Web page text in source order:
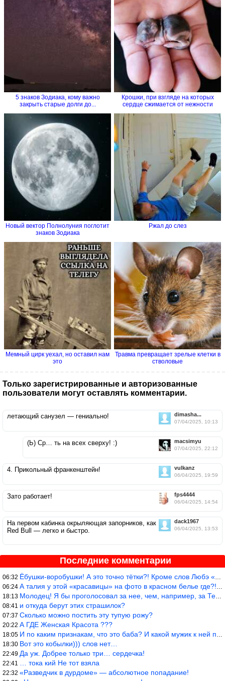
5 знаков Зодиака, кому важно
закрыть старые долги до...
Крошки, при взгляде на которых
сердце сжимается от нежности
Новый вектор Полнолуния поглотит
знаков Зодиака
Ржал до слез
Мемный цирк уехал, но оставил нам
это
Травма превращает зрелые клетки в
стволовые
Только зарегистрированные и авторизованные
пользователи могут оставлять комментарии.
dimasha...
07/04/2025, 10:13
летающий санузел — гениально!
macsimyu
07/04/2025, 22:12
(Ь) Ср… ть на всех сверху! :)
vulkanz
06/04/2025, 19:59
4. Прикольный франкенштейн!
fps4444
06/04/2025, 14:54
Зато работает!
dack1967
06/04/2025, 13:53
На первом кабинка окрыляющая запорников, как
Red Bull — легко и быстро.
Последние комментарии
06:32 Ёбушки-воробушки! А это точно тётки?! Кроме слов Любэ «ты агрега
06:24 А талия у этой «красавицы» на фото в красном белье где?!)))
18:13 Молодец! Я бы проголосовал за нее, чем, например, за Терешкову!
08:41 и откуда берут этих страшилок?
07:37 Сколько можно постить эту тупую рожу?
20:22 А ГДЕ Женская Красота ???
18:05 И по каким признакам, что это баба? И какой мужик к ней приблизи
18:30 Вот это кобылки))) слов нет…
22:49 Да уж. Добрее только три… сердечка!
22:41 … тока кий Не тот взяла
22:32 «Разведчик в дурдоме» — абсолютное попадание!